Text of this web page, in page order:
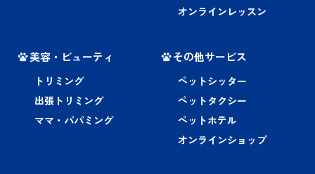
オンラインレッスン
美容・ビューティ
トリミング
出張トリミング
ママ・パパミング
その他サービス
ペットシッター
ペットタクシー
ペットホテル
オンラインショップ